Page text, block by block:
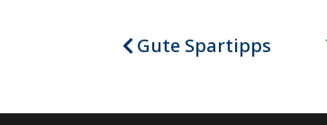
Gute Spartipps